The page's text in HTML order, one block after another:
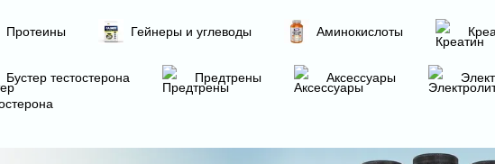
Протеины Гейнеры и углеводы Аминокислоты
Бустер тестостерона Предтрены Аксессуары